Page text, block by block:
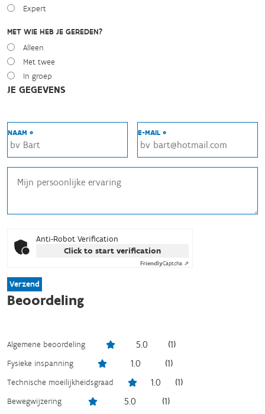
Expert
MET WIE HEB JE GEREDEN?
Alleen
Met twee
In groep
JE GEGEVENS
NAAM * E-MAIL *
Anti-Robot Verification
Click to start verification
FriendlyCaptcha ⇗
Verzend
Beoordeling
Algemene beoordeling 5.0 (1)
Fysieke inspanning 1.0 (1)
Technische moeilijkheidsgraad 1.0 (1)
Bewegwijzering 5.0 (1)